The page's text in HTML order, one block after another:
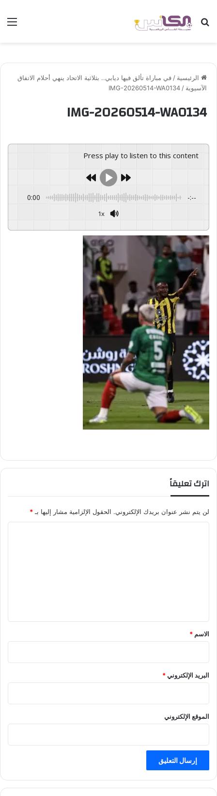
بحث عن
الرئيسية / في مباراة تألق فيها ديابي.. بثلاثية الاتحاد ينهي أحلام الاتفاق
الآسيوية /
IMG-20260514-WA0134
IMG-20260514-WA0134
Press play to listen to this content
0:00 -:--
1x
اترك تعليقاً
لن يتم نشر عنوان بريدك الإلكتروني. الحقول الإلزامية مشار إليها بـ *
*
الاسم *
البريد الإلكتروني*
الموقع الإلكتروني